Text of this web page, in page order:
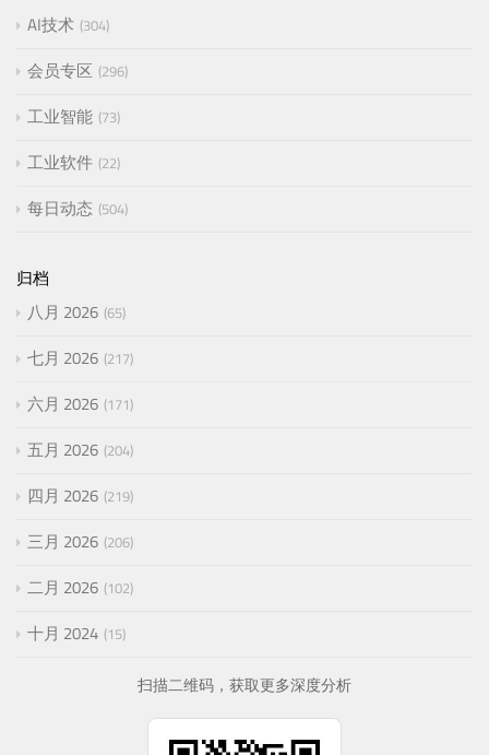
AI技术 304
会员专区 296
工业智能 73
工业软件 22
每日动态 504
归档
八月 2026 65
七月 2026 217
六月 2026 171
五月 2026 204
四月 2026 219
三月 2026 206
二月 2026 102
十月 2024 15
扫描二维码，获取更多深度分析